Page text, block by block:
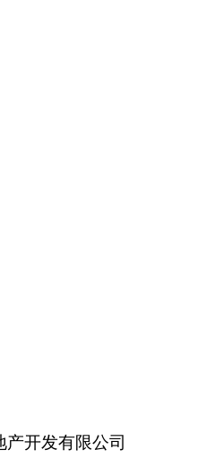
开发有限公司